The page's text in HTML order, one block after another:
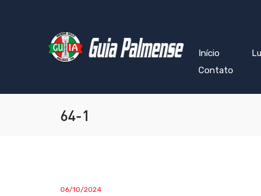
Início
Contato
64-1
06/10/2024